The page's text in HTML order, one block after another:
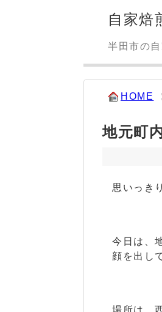
自家焙
半田市の
HOME
地元町
思いっき
今日は、
顔を出し
場所は、